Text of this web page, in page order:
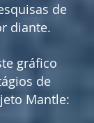
de
diante.
gráfico
de
Mantle: